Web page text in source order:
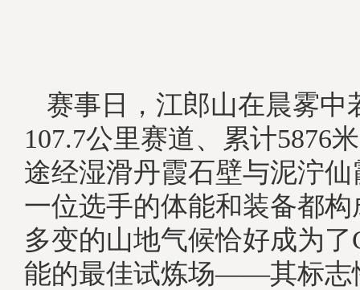
赛事日，江郎山在晨雾中
107.7公里赛道、累计5876
途经湿滑丹霞石壁与泥泞
一位选手的体能和装备都
多变的山地气候恰好成为
能的最佳试炼场——其标志